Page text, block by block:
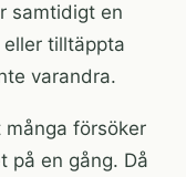
samtidigt en
tilltäppta
varandra.
försöker
på en gång. Då